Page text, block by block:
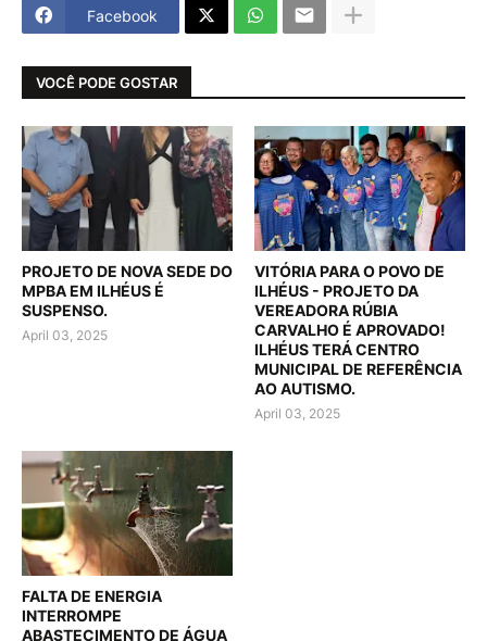
Facebook
VOCÊ PODE GOSTAR
PROJETO DE NOVA SEDE DO
MPBA EM ILHÉUS É
SUSPENSO.
April 03, 2025
VITÓRIA PARA O POVO DE
ILHÉUS - PROJETO DA
VEREADORA RÚBIA
CARVALHO É APROVADO!
ILHÉUS TERÁ CENTRO
MUNICIPAL DE REFERÊNCIA
AO AUTISMO.
April 03, 2025
FALTA DE ENERGIA
INTERROMPE
ABASTECIMENTO DE ÁGUA